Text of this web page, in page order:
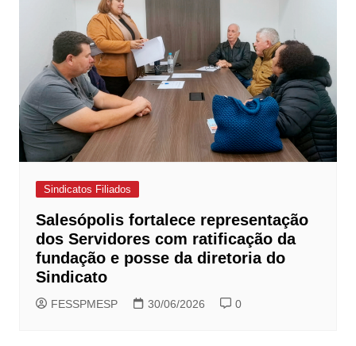
Sindicatos Filiados
Salesópolis fortalece representação
dos Servidores com ratificação da
fundação e posse da diretoria do
Sindicato
FESSPMESP 30/06/2026 0